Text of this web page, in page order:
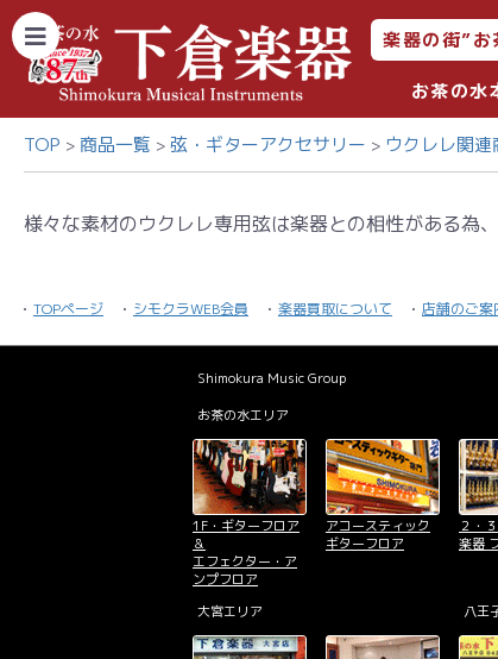
楽器の街”
お茶の水
TOP 商品一覧 弦・ギターアクセサリー ウクレレ関連
様々な素材のウクレレ専用弦は楽器との相性がある為
TOPページ シモクラWEB会員 楽器買取について 店舗のご案
Shimokura Music Group
お茶の水エリア
1F・ギターフロア
＆
エフェクター・ア
ンプフロア
アコースティック
ギターフロア
２・
楽器
大宮エリア 八王